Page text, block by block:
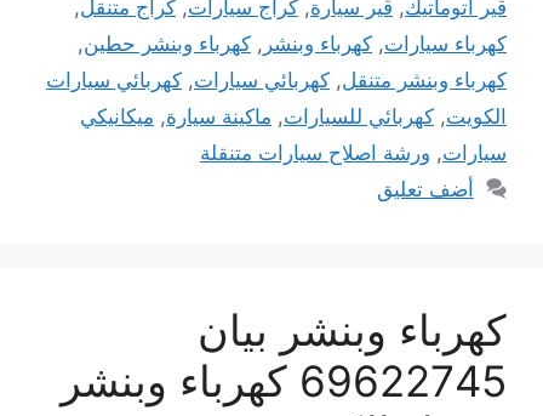
قير اتوماتيك, قير سيارة, كراج سيارات, كراج متنقل,
كهرباء سيارات, كهرباء وبنشر , كهرباء وبنشر حطين,
كهرباء وبنشر متنقل, كهربائي سيارات, كهربائي سيارات
الكويت, كهربائي للسيارات, ماكينة سيارة, ميكانيكي
سيارات, ورشة اصلاح سيارات متنقلة
أضف تعليق
كهرباء وبنشر بيان
69622745 كهرباء وبنشر